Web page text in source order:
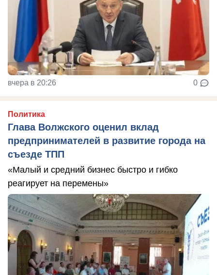
вчера в 20:26 0
Политика
Глава Волжского оценил вклад
предпринимателей в развитие города на
съезде ТПП
«Малый и средний бизнес быстро и гибко
реагирует на перемены»